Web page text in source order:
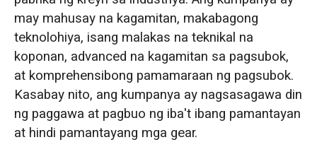
may mahusay na kagamitan, makabagong
teknolohiya, isang malakas na teknikal na
koponan, advanced na kagamitan sa pagsubok,
at komprehensibong pamamaraan ng pagsubok.
Kasabay nito, ang kumpanya ay nagsasagawa din
ng paggawa at pagbuo ng iba't ibang pamantayan
at hindi pamantayang mga gear.